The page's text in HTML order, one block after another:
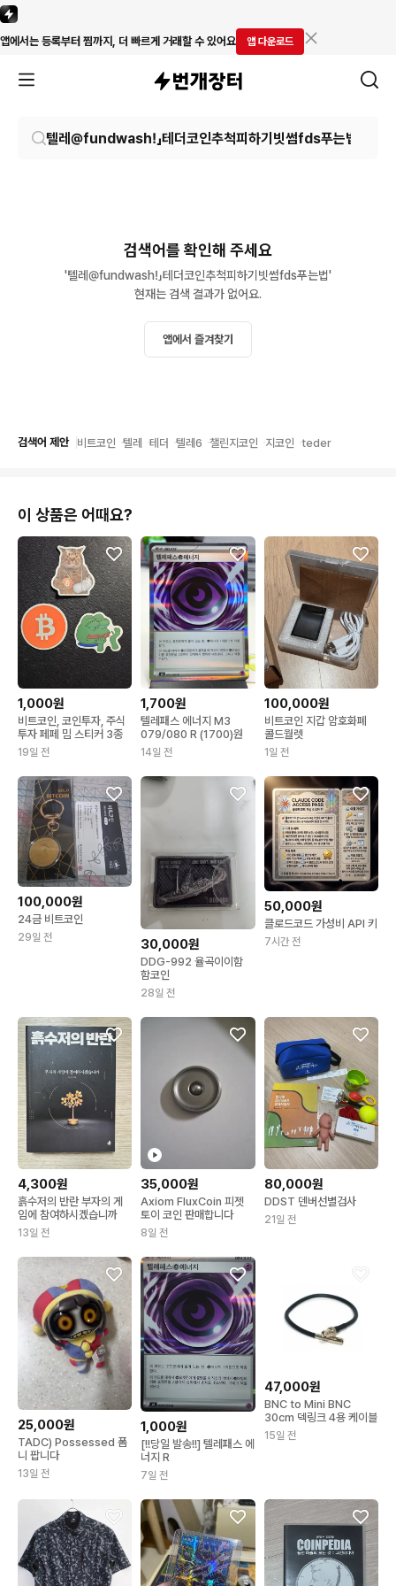
앱에서는 등록부터 찜까지, 더 빠르게 거래할 수 있어요 앱 다운로드
검색어를 확인해 주세요
'텔레@fundwashǃ」테더코인추척피하기빗썸fds푸는법'
현재는 검색 결과가 없어요.
앱에서 즐겨찾기
검색어 제안 비트코인 텔레 테더 텔레6 챌린지코인 지코인 teder
이 상품은 어때요?
1,000원
비트코인, 코인투자, 주식
투자 페페 밈 스티커 3종
19일 전
1,700원
텔레패스 에너지 M3
079/080 R (1700)원
14일 전
100,000원
비트코인 지갑 암호화폐
콜드월렛
1일 전
100,000원
24금 비트코인
29일 전 30,000원
DDG-992 율곡이이함
함코인
28일 전
50,000원
클로드코드 가성비 API 키
7시간 전
4,300원
흙수저의 반란 부자의 게
임에 참여하시겠습니까
13일 전
35,000원
Axiom FluxCoin 피젯
토이 코인 판매합니다
8일 전
80,000원
DDST 덴버선별검사
21일 전
25,000원
TADC) Possessed 폼
니 팝니다
13일 전
1,000원
[!!당일 발송!!] 텔레패스 에
너지 R
7일 전
47,000원
BNC to Mini BNC
30cm 덱링크 4용 케이블
15일 전